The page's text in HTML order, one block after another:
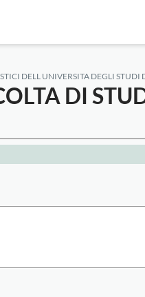
DELL UNIVERSITA DEGLI STUDI
DI